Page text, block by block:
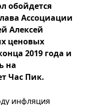
обойдется
Ассоциации
Алексей
ценовых
2019 года и
на
Час Пик.
инфляция